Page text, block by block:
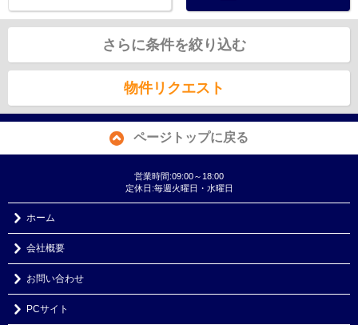
さらに条件を絞り込む
物件リクエスト
ページトップに戻る
営業時間:09:00～18:00
定休日:毎週火曜日・水曜日
ホーム
会社概要
お問い合わせ
PCサイト